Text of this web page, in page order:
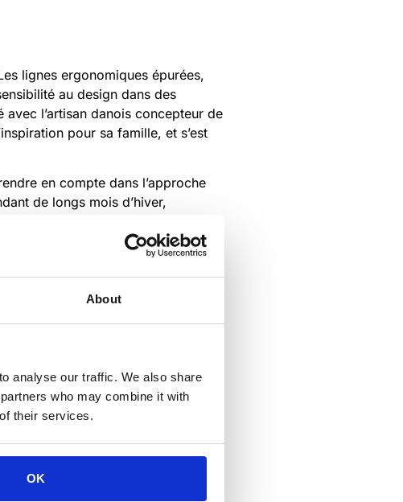
About
analyse our traffic. We also share
who may combine it with
their services.
OK
lignes ergonomiques épurées,
au design dans des
l’artisan danois concepteur de
pour sa famille, et s’est
en compte dans l’approche
de longs mois d’hiver,
ait été inspiré par des formes
psychologique aussi bien